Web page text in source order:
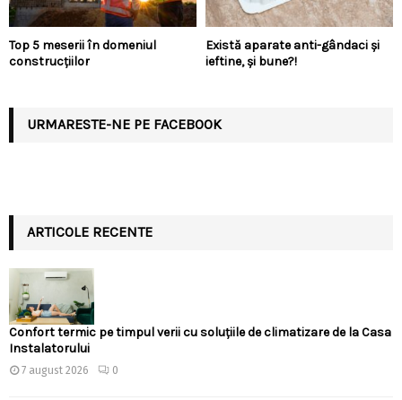
Top 5 meserii în domeniul
construcțiilor
Există aparate anti-gândaci și
ieftine, și bune?!
URMARESTE-NE PE FACEBOOK
ARTICOLE RECENTE
Confort termic pe timpul verii cu soluțiile de climatizare de la Casa
Instalatorului
7 august 2026 0